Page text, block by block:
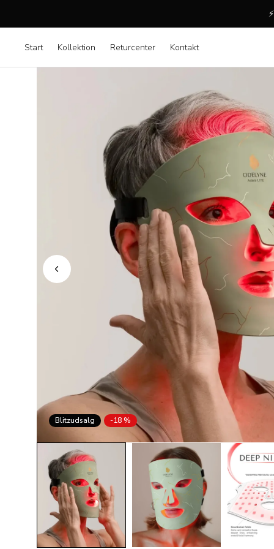
Start Kollektion Returcenter Kontakt
Blitzudsalg -18 %